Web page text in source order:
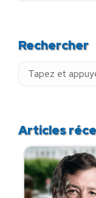
Rechercher
Recherche
Articles